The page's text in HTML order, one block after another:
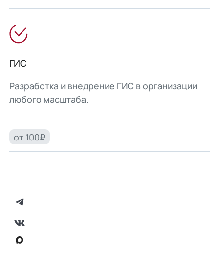
ГИС
Разработка и внедрение ГИС в организации
любого масштаба.
от 100₽